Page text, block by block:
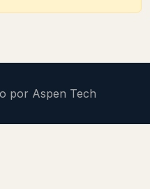
por Aspen Tech